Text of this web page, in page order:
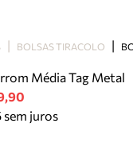
BOLSAS TIRACOLO
Média Tag Metal
sem juros